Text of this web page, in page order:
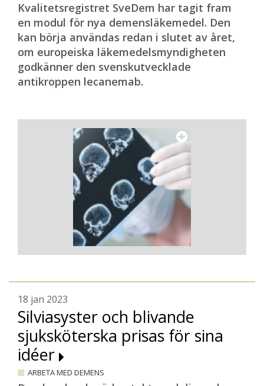
Kvalitetsregistret SveDem har tagit fram
en modul för nya demensläkemedel. Den
kan börja användas redan i slutet av året,
om europeiska läkemedelsmyndigheten
godkänner den svenskutvecklade
antikroppen lecanemab.
18 jan 2023
Silviasyster och blivande
sjuksköterska prisas för sina
idéer
ARBETA MED DEMENS